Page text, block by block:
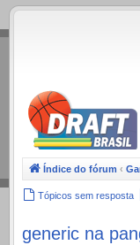
.
Índice do fórum ‹
Tópicos sem resposta
generic na